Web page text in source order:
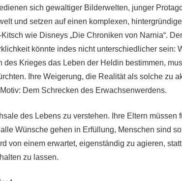
sich gewaltiger Bilderwelten, junger
und setzen auf einen komplexen,
wie Disneys „Die Chroniken von Narnia“.
könnte indes nicht unterschiedlicher sein:
des Krieges das Leben der Heldin bestimmen,
Ihre Weigerung, die Realität als solche zu
Dem Schrecken des Erwachsenwerdens.
des Lebens zu verstehen. Ihre Eltern müssen
Wünsche gehen in Erfüllung, Menschen sind
von einem erwartet, eigenständig zu agieren,
zu lassen.